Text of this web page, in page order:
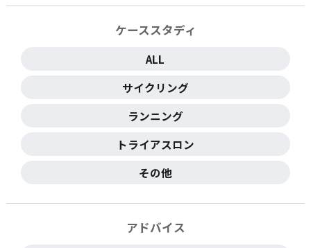
ケーススタディ
ALL
サイクリング
ランニング
トライアスロン
その他
アドバイス